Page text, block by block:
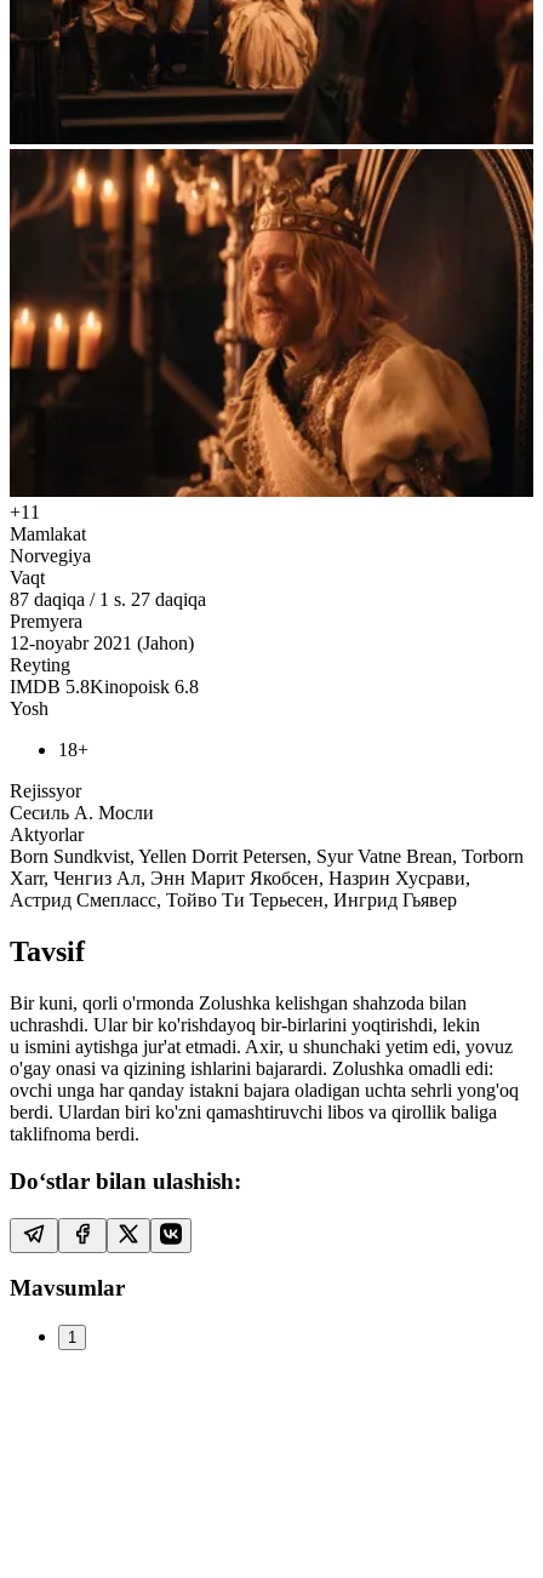
+11
Mamlakat
Norvegiya
Vaqt
87 daqiqa / 1 s. 27 daqiqa
Premyera
12-noyabr 2021 (Jahon)
Reyting
IMDB 5.8Kinopoisk 6.8
Yosh
18+
Rejissyor
Сесиль А. Мосли
Aktyorlar
Born Sundkvist, Yellen Dorrit Petersen, Syur Vatne Brean, Torborn
Xarr, Ченгиз Ал, Энн Марит Якобсен, Назрин Хусрави,
Астрид Смепласс, Тойво Ти Терьесен, Ингрид Гьявер
Tavsif
Bir kuni, qorli o'rmonda Zolushka kelishgan shahzoda bilan
uchrashdi. Ular bir ko'rishdayoq bir-birlarini yoqtirishdi, lekin
u ismini aytishga jur'at etmadi. Axir, u shunchaki yetim edi, yovuz
o'gay onasi va qizining ishlarini bajarardi. Zolushka omadli edi:
ovchi unga har qanday istakni bajara oladigan uchta sehrli yong'oq
berdi. Ulardan biri ko'zni qamashtiruvchi libos va qirollik baliga
taklifnoma berdi.
Do‘stlar bilan ulashish:
Mavsumlar
1